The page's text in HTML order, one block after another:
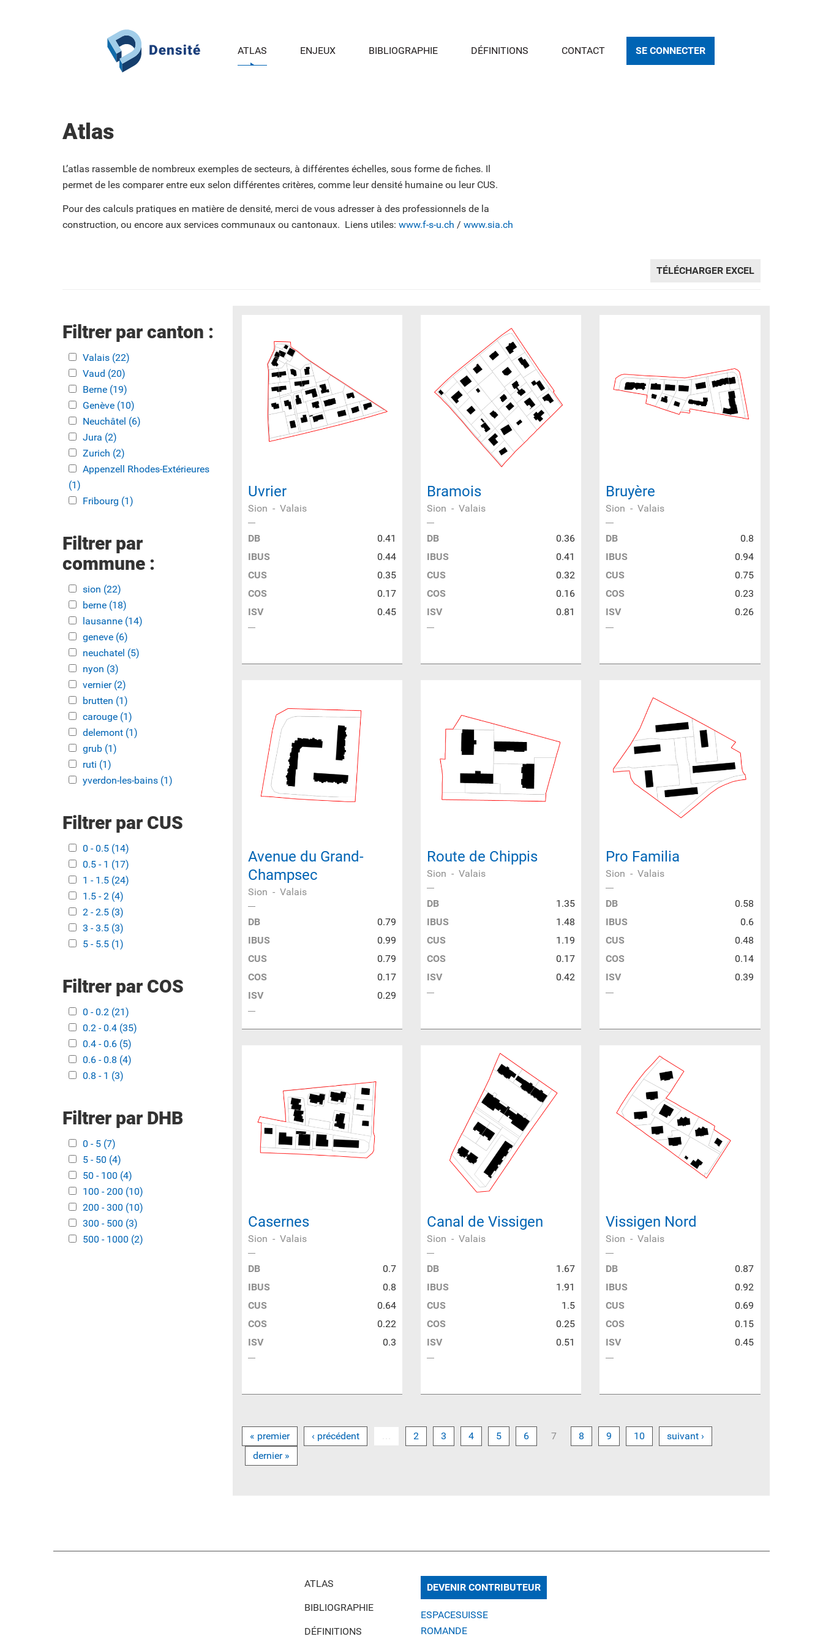
ATLAS ENJEUX BIBLIOGRAPHIE DÉFINITIONS CONTACT SE CONNECTER
Atlas
L’atlas rassemble de nombreux exemples de secteurs, à différentes échelles, sous forme de fiches. Il
permet de les comparer entre eux selon différentes critères, comme leur densité humaine ou leur CUS.
Pour des calculs pratiques en matière de densité, merci de vous adresser à des professionnels de la
construction, ou encore aux services communaux ou cantonaux. Liens utiles: www.f-s-u.ch / www.sia.ch
TÉLÉCHARGER EXCEL
Filtrer par canton :
Apply Valais filter
Valais (22)
Apply Vaud filter
Vaud (20)
Apply Berne filter
Berne (19)
Apply Genève filter
Genève (10)
Apply Neuchâtel filter
Neuchâtel (6)
Apply Jura filter
Jura (2)
Apply Zurich filter
Zurich (2)
Apply Appenzell Rhodes-Extérieures
filter
Appenzell Rhodes-Extérieures
(1)
Extérieures filter
Apply Fribourg filter
Fribourg (1)
Filtrer par
commune :
Apply sion filter
sion (22)
Apply berne filter
berne (18)
Apply lausanne filter
lausanne (14)
Apply geneve filter
geneve (6)
Apply neuchatel filter
neuchatel (5)
Apply nyon filter
nyon (3)
Apply vernier filter
vernier (2)
Apply brutten filter
brutten (1)
Apply carouge filter
carouge (1)
Apply delemont filter
delemont (1)
Apply grub filter
grub (1)
Apply ruti filter
ruti (1)
Apply yverdon-les-bains filter
yverdon-les-bains (1)
Filtrer par CUS
Apply 0 - 0.5 filter
0 - 0.5 (14)
Apply 0.5 - 1 filter
0.5 - 1 (17)
Apply 1 - 1.5 filter
1 - 1.5 (24)
Apply 1.5 - 2 filter
1.5 - 2 (4)
Apply 2 - 2.5 filter
2 - 2.5 (3)
Apply 3 - 3.5 filter
3 - 3.5 (3)
Apply 5 - 5.5 filter
5 - 5.5 (1)
Filtrer par COS
Apply 0 - 0.2 filter
0 - 0.2 (21)
Apply 0.2 - 0.4 filter
0.2 - 0.4 (35)
Apply 0.4 - 0.6 filter
0.4 - 0.6 (5)
Apply 0.6 - 0.8 filter
0.6 - 0.8 (4)
Apply 0.8 - 1 filter
0.8 - 1 (3)
Filtrer par DHB
Apply 0 - 5 filter
0 - 5 (7)
Apply 5 - 50 filter
5 - 50 (4)
Apply 50 - 100 filter
50 - 100 (4)
Apply 100 - 200 filter
100 - 200 (10)
Apply 200 - 300 filter
200 - 300 (10)
Apply 300 - 500 filter
300 - 500 (3)
Apply 500 - 1000 filter
500 - 1000 (2)
Uvrier
Sion - Valais
DB
0.41
IBUS
0.44
CUS
0.35
COS
0.17
ISV
0.45
Bramois
Sion - Valais
DB
0.36
IBUS
0.41
CUS
0.32
COS
0.16
ISV
0.81
Bruyère
Sion -Valais
DB
0.8
IBUS
0.94
CUS
0.75
COS
0.23
ISV
0.26
Avenue du Grand-
Champsec
Sion - Valais
DB
0.79
IBUS
0.99
CUS
0.79
COS
0.17
ISV
0.29
Route de Chippis
Sion - Valais
DB
1.35
IBUS
1.48
CUS
1.19
COS
0.17
ISV
0.42
Pro Familia
Sion -Valais
DB
0.58
IBUS
0.6
CUS
0.48
COS
0.14
ISV
0.39
Casernes
Sion - Valais
DB
0.7
IBUS
0.8
CUS
0.64
COS
0.22
ISV
0.3
Canal de Vissigen
Sion - Valais
DB
1.67
IBUS
1.91
CUS
1.5
COS
0.25
ISV
0.51
Vissigen Nord
Sion -Valais
DB
0.87
IBUS
0.92
CUS
0.69
COS
0.15
ISV
0.45
« premier ‹ précédent 2 3 4 5 6 7 8 9 10
suivant ›
dernier »
ATLAS
BIBLIOGRAPHIE
DÉFINITIONS
DEVENIR CONTRIBUTEUR
ESPACESUISSE
ROMANDE